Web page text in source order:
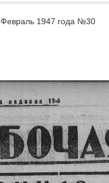
Февраль 1947 года №30